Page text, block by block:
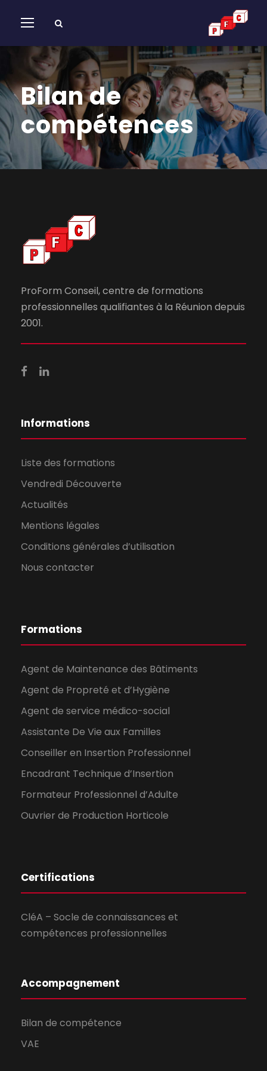
Bilan de
compétences
ProForm Conseil, centre de formations
professionnelles qualifiantes à la Réunion depuis
2001.
Informations
Liste des formations
Vendredi Découverte
Actualités
Mentions légales
Conditions générales d’utilisation
Nous contacter
Formations
Agent de Maintenance des Bâtiments
Agent de Propreté et d’Hygiène
Agent de service médico-social
Assistante De Vie aux Familles
Conseiller en Insertion Professionnel
Encadrant Technique d’Insertion
Formateur Professionnel d’Adulte
Ouvrier de Production Horticole
Certifications
CléA – Socle de connaissances et
compétences professionnelles
Accompagnement
Bilan de compétence
VAE